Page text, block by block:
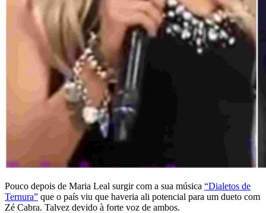
Pouco depois de Maria Leal surgir com a sua música “Dialetos de
Ternura” que o país viu que haveria ali potencial para um dueto com
Zé Cabra. Talvez devido à forte voz de ambos.